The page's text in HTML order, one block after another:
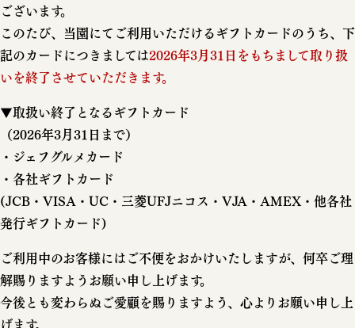
ございます。
このたび、当園にてご利用いただけるギフトカードのうち、下
記のカードにつきましては2026年3月31日をもちまして取り扱
いを終了させていただきます。
▼取扱い終了となるギフトカード
（2026年3月31日まで）
・ジェフグルメカード
・各社ギフトカード
(JCB・VISA・UC・三菱UFJニコス・VJA・AMEX・他各社
発行ギフトカード)
ご利用中のお客様にはご不便をおかけいたしますが、何卒ご理
解賜りますようお願い申し上げます。
今後とも変わらぬご愛顧を賜りますよう、心よりお願い申し上